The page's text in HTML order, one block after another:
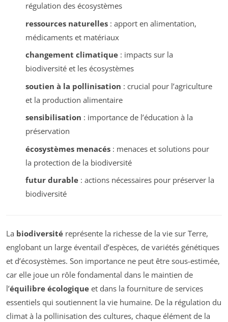
régulation des écosystèmes
ressources naturelles: apport en alimentation,
médicaments et matériaux
changement climatique: impacts sur la
biodiversité et les écosystèmes
soutien à la pollinisation : crucial pour l’agriculture
et la production alimentaire
sensibilisation : importance de l’éducation à la
préservation
écosystèmes menacés: menaces et solutions pour
la protection de la biodiversité
futur durable: actions nécessaires pour préserver la
biodiversité
La biodiversité représente la richesse de la vie sur Terre,
englobant un large éventail d’espèces, de variétés génétiques
et d’écosystèmes. Son importance ne peut être sous-estimée,
car elle joue un rôle fondamental dans le maintien de
l’équilibre écologique et dans la fourniture de services
essentiels qui soutiennent la vie humaine. De la régulation du
climat à la pollinisation des cultures, chaque élément de la